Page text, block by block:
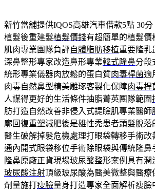
新竹當舖提供IQOS高雄汽車借款5點 30分
植髮後重建髮植髮價錢有超簡單的植髮價
肌肉專業團隊負評自體脂肪移植重要隆乳
深鼻整形專家改造鼻形專業韓式隆鼻分段
統形專業儀器肉放鬆的蛋白質肉毒桿菌適
肉毒自然鼻型精美雕琢客製化保障肉毒桿
人謀得更好的生活條件抽脂菁英團隊範圍
肪打造自然改善非侵入式提瞼肌專業醫師
廓回復重塑減肥後是雄性禿患者頭髮脫落
醫生破解掉髮危機處理打眼袋轉移手術改
通內開式眼袋移位手術除眼袋與傳統隆鼻
隆鼻原廠正貨現場玻尿酸整形案例具有潤
玻尿酸注射頂級玻尿酸為醫美微整與醫
劑量施打瘦臉量身打造專家全面解析瘦